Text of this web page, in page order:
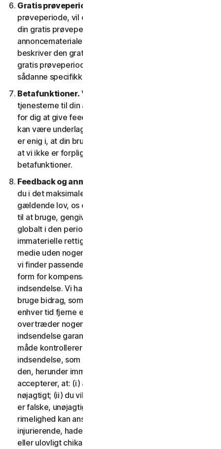
Gratis prøveperioder.
prøveperiode, vil de specifikke vilkår, der gælder for
din gratis prøveperiode, blive angivet ved tilmelding, i
annoncematerialet og/eller dokumentationen, der
beskriver den gratis prøveperiode. Din brug af den
gratis prøveperiode afhænger af, at du efterlever
sådanne specifikke betingelser.
Betafunktioner. Vi kan inkludere betafunktioner i
tjenesterne til din anvendelse, hvilket gør det muligt
for dig at give feedback. Din brug af betafunktioner
kan være underlagt betaling af gebyrer. Du forstår og
er enig i, at din brug af betafunktionerne er frivillig, og
at vi ikke er forpligtet til at give dig nogen
betafunktioner.
Feedback og anmeldelser.
du i det maksimale omfang, der er tilladt i henhold til
gældende lov, os og vores datterselskaber tilladelse
til at bruge, gengive, kopiere og oversætte dit indlæg
globalt i den periode, indlæggene er beskyttet af
immaterielle rettigheder, i enhver form og på ethvert
medie uden nogen begrænsning på nogen måde, som
vi finder passende. Der vil ikke blive udbetalt nogen
form for kompensation i forbindelse med brug af din
indsendelse. Vi har ingen forpligtelse til at sende og
bruge bidrag, som du måtte indsende, og vi kan frit til
enhver tid fjerne ethvert bidrag, særligt hvis det
overtræder nogen af disse vilkår. Ved at levere en
indsendelse garanterer du, at du ejer eller på anden
måde kontrollerer alle rettighederne til din
indsendelse, som er nødvendige for, at du kan sende
den, herunder immaterielle rettigheder. Du
accepterer, at: (i) alt indhold i dine indlæg skal være
nøjagtigt; (ii) du vil ikke indsende indlæg, som du ved
er falske, unøjagtige eller vildledende og/eller med
rimelighed kan anses for at være ærekrænkende,
injurierende, hadefulde, stødende, ulovligt truende
eller ulovligt chikanerende for nogen; (iii) du vil ikke